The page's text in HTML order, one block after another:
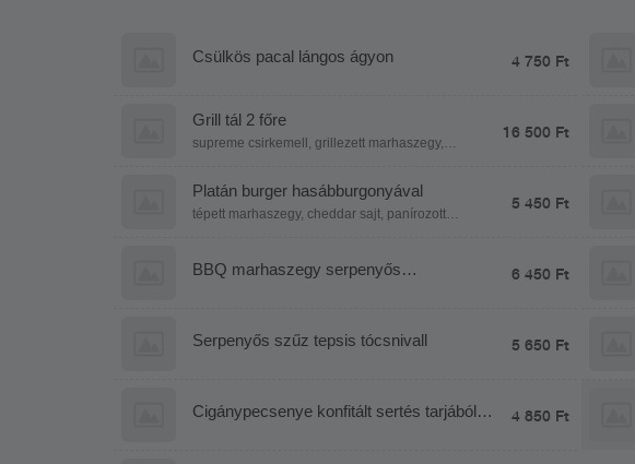
Csülkös pacal lángos ágyon 4 750 Ft
Grill tál 2 főre
supreme csirkemell, grillezett marhaszegy,
steakburgonya, hasábburgonya, aglio olio
mártás
16 500 Ft
Platán burger hasábburgonyával
tépett marhaszegy, cheddar sajt, panírozott
5 450 Ft
BBQ marhaszegy serpenyős
6 450 Ft
Serpenyős szűz tepsis tócsnivall 5 650 Ft
Cigánypecsenye konfitált sertés tarjából
4 850 Ft